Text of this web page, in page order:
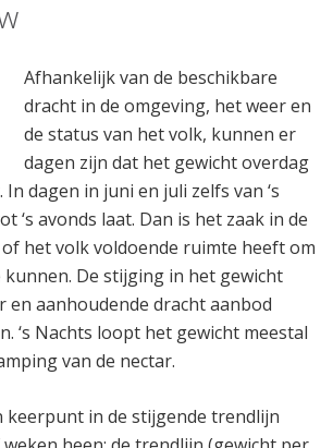
Afhankelijk van de beschikbare
dracht in de omgeving, het weer en
de status van het volk, kunnen er
dagen zijn dat het gewicht overdag
dagen in juni en juli zelfs van ‘s
‘s avonds laat. Dan is het zaak in de
het volk voldoende ruimte heeft om
De stijging in het gewicht
en aanhoudende dracht aanbod
‘s Nachts loopt het gewicht meestal
van de nectar.
keerpunt in de stijgende trendlijn